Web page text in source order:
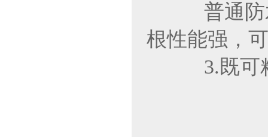
普通防水
根性能强
3.既可粘